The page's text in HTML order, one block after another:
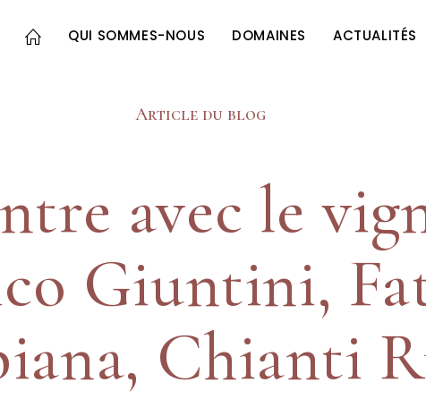
QUI SOMMES-NOUS DOMAINES ACTUALITÉS
Article du blog
avec le
Giuntini,
Chianti